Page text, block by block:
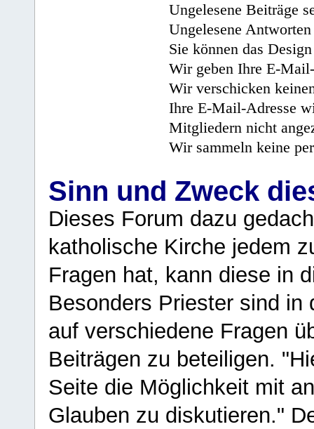
Ungelesene Beiträge
Ungelesene
Sie können das
Wir geben Ihre E-
Wir verschicken
Ihre E-Mail-Adresse
Mitgliedern nicht
Wir sammeln keine
Sinn und Zweck
Dieses Forum dazu
katholische Kirche jedem
Fragen hat, kann diese in
Besonders Priester sind in
auf verschiedene Fragen
Beiträgen zu beteiligen.
Seite die Möglichkeit mit
Glauben zu diskutieren."